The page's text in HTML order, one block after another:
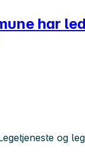
har
og